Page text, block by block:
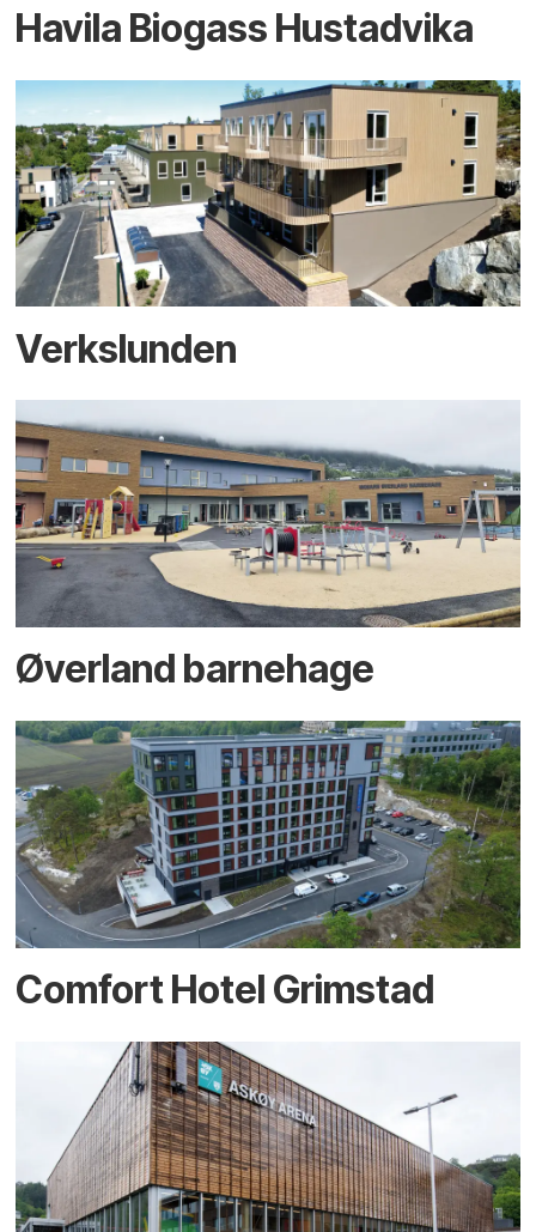
Havila Biogass Hustadvika
Verkslunden
Øverland barnehage
Comfort Hotel Grimstad